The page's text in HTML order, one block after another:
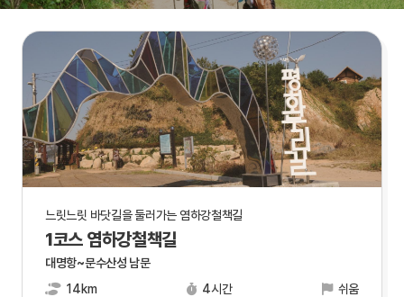
느릿느릿 바닷길을 둘러가는 염하강철책길
1코스 염하강철책길
대명항~문수산성 남문
14km
4시간 쉬움